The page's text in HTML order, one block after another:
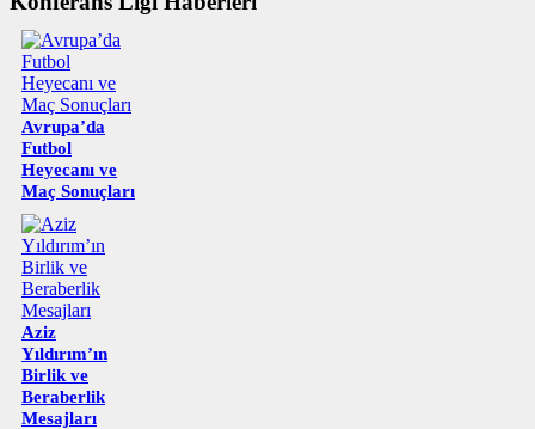
Avrupa’da
Futbol
Heyecanı ve
Maç Sonuçları
Aziz
Yıldırım’ın
Birlik ve
Beraberlik
Mesajları